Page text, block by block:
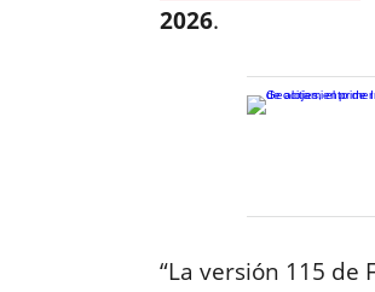
2026.
“La versión 115 de